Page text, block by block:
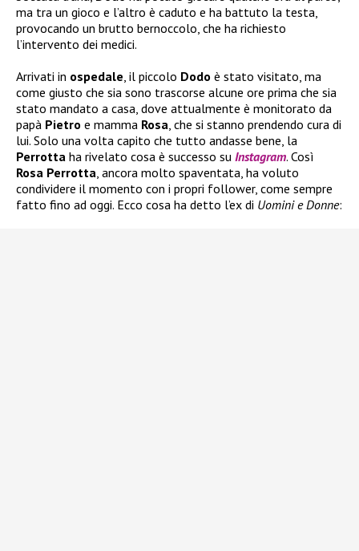
ma tra un gioco e l’altro è caduto e ha battuto la testa,
provocando un brutto bernoccolo, che ha richiesto
l’intervento dei medici.
Arrivati in ospedale, il piccolo Dodo è stato visitato, ma
come giusto che sia sono trascorse alcune ore prima che sia
stato mandato a casa, dove attualmente è monitorato da
papà Pietro e mamma Rosa, che si stanno prendendo cura di
lui. Solo una volta capito che tutto andasse bene, la
Perrotta ha rivelato cosa è successo su Instagram. Così
Rosa Perrotta, ancora molto spaventata, ha voluto
condividere il momento con i propri follower, come sempre
fatto fino ad oggi. Ecco cosa ha detto l’ex di Uomini e Donne: